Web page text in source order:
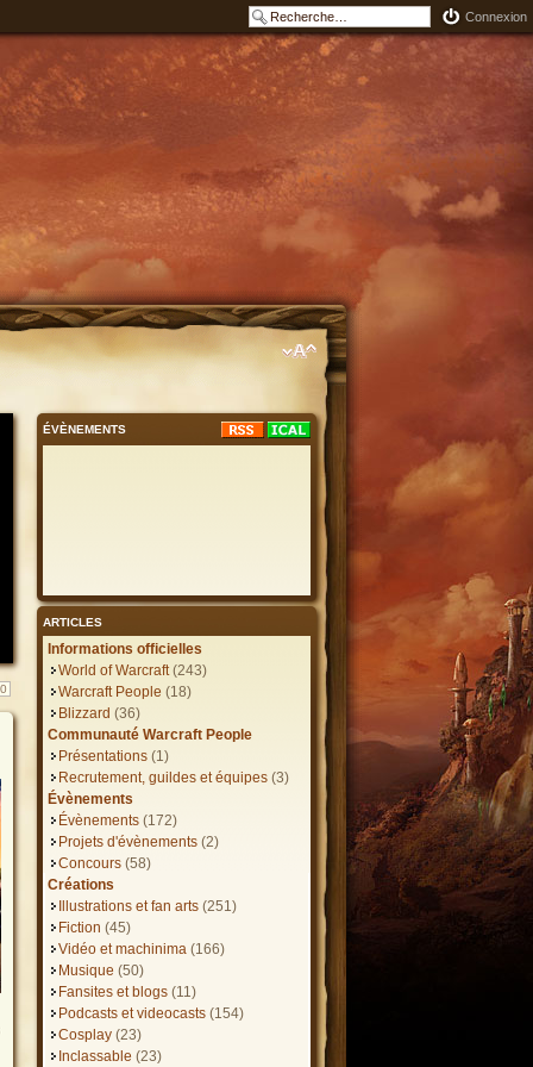
Connexion
ÉVÈNEMENTS
ARTICLES
Informations officielles
World of Warcraft(243)
Warcraft People (18)
Blizzard (36)
Communauté Warcraft People
Présentations(1)
Recrutement, guildes et équipes(3)
Évènements
Évènements(172)
Projets d'évènements(2)
Concours(58)
Créations
Illustrations et fan arts(251)
Fiction (45)
Vidéo et machinima(166)
Musique (50)
Fansites et blogs(11)
Podcasts et videocasts(154)
Cosplay(23)
Inclassable (23)